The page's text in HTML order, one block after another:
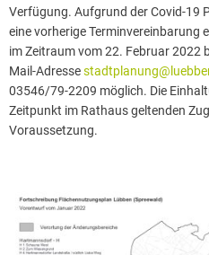
Verfügung. Aufgrund der Covid-19
eine vorherige Terminvereinbarung
im Zeitraum vom 22. Februar 2022
Mail-Adresse
03546/79-2209 möglich. Die
Zeitpunkt im Rathaus geltenden
Voraussetzung.